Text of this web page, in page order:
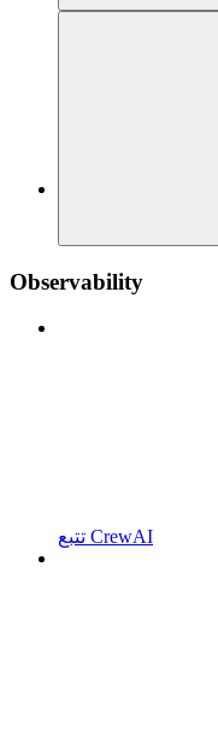
Observability
تتبع CrewAI